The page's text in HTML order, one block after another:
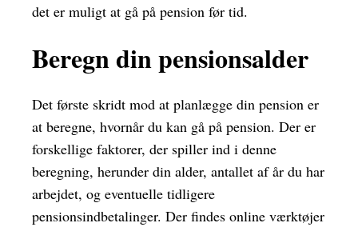
det er muligt at gå på pension før tid.
Beregn din pensionsalder
Det første skridt mod at planlægge din pension er
at beregne, hvornår du kan gå på pension. Der er
forskellige faktorer, der spiller ind i denne
beregning, herunder din alder, antallet af år du har
arbejdet, og eventuelle tidligere
pensionsindbetalinger. Der findes online værktøjer